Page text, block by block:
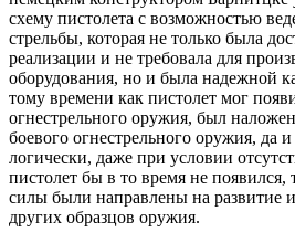
схему пистолета с возможностью
стрельбы, которая не только была
реализации и не требовала для
оборудования, но и была надежной
тому времени как пистолет мог
огнестрельного оружия, был
боевого огнестрельного оружия, да
логически, даже при условии
пистолет бы в то время не появился,
силы были направлены на развитие
других образцов оружия.